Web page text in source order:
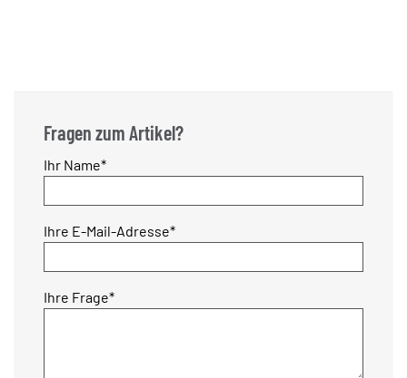
Fragen zum Artikel?
Pflichtfeld
Ihr Name*
Pflichtfeld
Ihre E-Mail-Adresse*
Pflichtfeld
Ihre Frage*